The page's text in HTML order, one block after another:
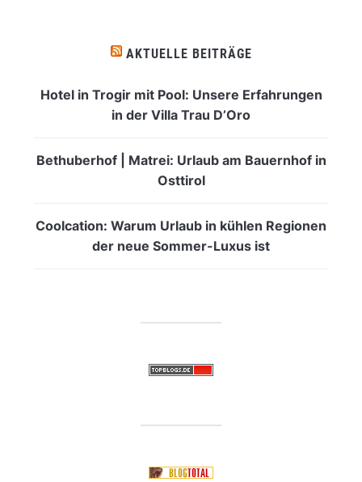
AKTUELLE BEITRÄGE
Hotel in Trogir mit Pool: Unsere Erfahrungen
in der Villa Trau D’Oro
Bethuberhof | Matrei: Urlaub am Bauernhof in
Osttirol
Coolcation: Warum Urlaub in kühlen Regionen
der neue Sommer-Luxus ist